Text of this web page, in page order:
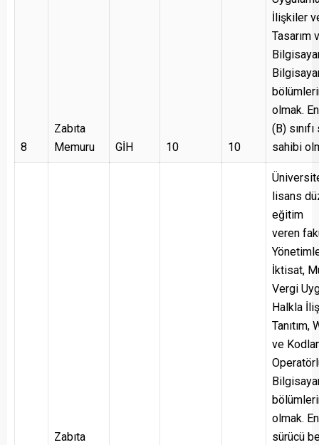
8
Zabıta
Memuru
GİH 10 10
İlişkiler
Tasarım
olmak.
(B)
sahibi
Zabıta
lisans
eğitim
veren
İktisat,
Vergi
Halkla
Tanıtım,
ve
olmak.
sürücü